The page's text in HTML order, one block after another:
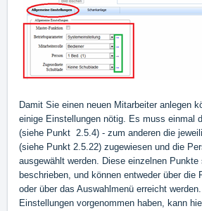
Damit Sie einen neuen Mitarbeiter anlegen
einige Einstellungen nötig. Es muss einmal
(siehe Punkt 2.5.4) - zum anderen die
(siehe Punkt 2.5.22) zugewiesen und die
ausgewählt werden. Diese einzelnen Punkte
beschrieben, und können entweder über die
oder über das Auswahlmenü erreicht
Einstellungen vorgenommen haben, kann